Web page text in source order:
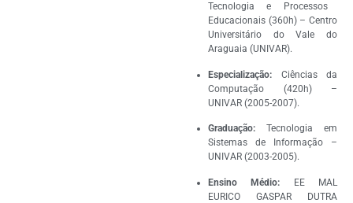
Tecnologia e Processos
Educacionais (360h) – Centro
Universitário do Vale do
Araguaia (UNIVAR).
Especialização: Ciências da
Computação (420h) –
UNIVAR (2005-2007).
Graduação: Tecnologia em
Sistemas de Informação –
UNIVAR (2003-2005).
Ensino Médio: EE MAL
EURICO GASPAR DUTRA